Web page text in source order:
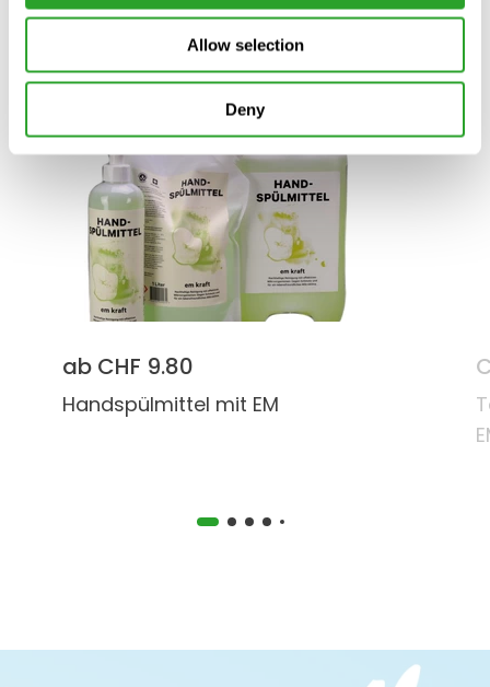
Allow selection
Deny
Ähnliche Produkte
ab CHF 9.80
Handspülmittel mit EM